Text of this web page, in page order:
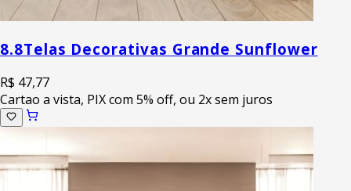
8.8Telas Decorativas Grande Sunflower
R$ 47,77
Cartao a vista, PIX com 5% off, ou 2x sem juros